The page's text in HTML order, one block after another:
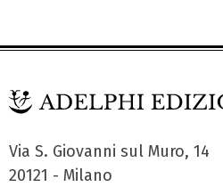
Via S. Giovanni sul Muro, 14
20121 - Milano